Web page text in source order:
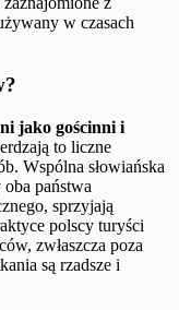
w czasach
jako gościnni i
to liczne
Wspólna słowiańska
państwa
sprzyjają
polscy turyści
zwłaszcza poza
są rzadsze i